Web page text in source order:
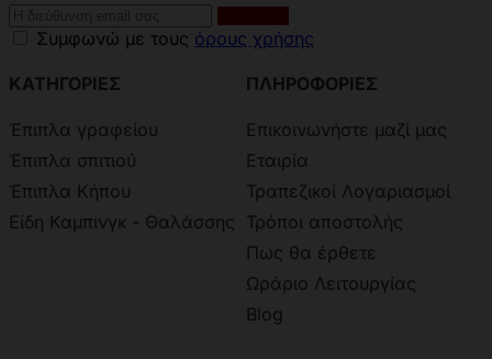
Συμφωνώ με τους όρους χρήσης
ΚΑΤΗΓΟΡΙΕΣ
Έπιπλα γραφείου
Έπιπλα σπιτιού
Έπιπλα Κήπου
Είδη Καμπινγκ - Θαλάσσης
ΠΛΗΡΟΦΟΡΙΕΣ
Επικοινωνήστε μαζί μας
Εταιρία
Τραπεζικοί Λογαριασμοί
Τρόποι αποστολής
Πως θα έρθετε
Ωράριο Λειτουργίας
Blog